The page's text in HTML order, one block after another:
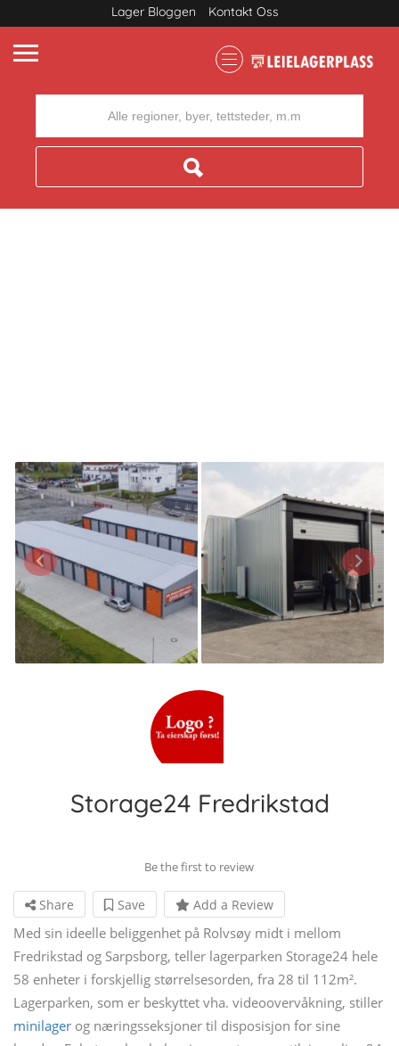
Lager Bloggen Kontakt Oss
Storage24 Fredrikstad
Be the first to review
Share Save Add a Review
Med sin ideelle beliggenhet på Rolvsøy midt i mellom
Fredrikstad og Sarpsborg, teller lagerparken Storage24 hele
58 enheter i forskjellig størrelsesorden, fra 28 til 112m².
Lagerparken, som er beskyttet vha. videoovervåkning, stiller
minilager og næringsseksjoner til disposisjon for sine